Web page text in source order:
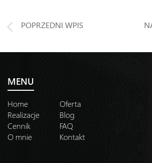
POPRZEDNI WPIS
MENU
Home
Oferta
Realizacje
Blog
Cennik
FAQ
O mnie
Kontakt